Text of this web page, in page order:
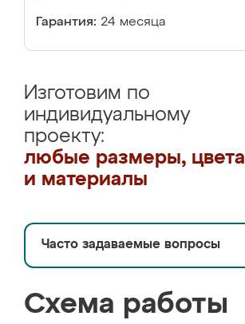
Гарантия: 24 месяца
Изготовим по
индивидуальному
проекту:
любые размеры, цвета
и материалы
Часто задаваемые вопросы
Схема работы